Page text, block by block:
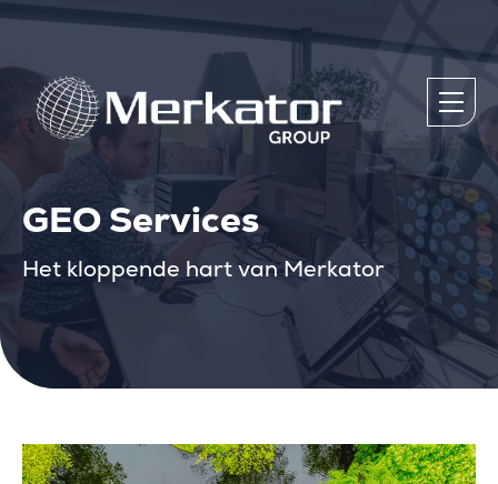
GEO Services
Het kloppende hart van Merkator